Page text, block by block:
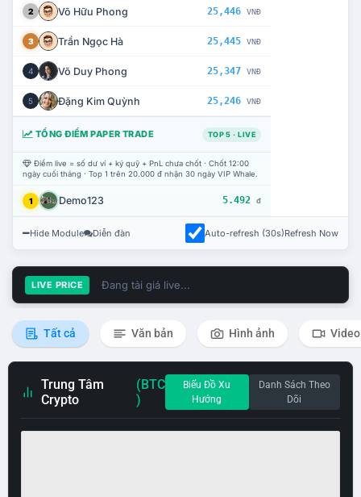
2 Võ Hữu Phong 25,446 VNĐ
3 Trần Ngọc Hà 25,445 VNĐ
4 Võ Duy Phong 25,347 VNĐ
5 Đặng Kim Quỳnh 25,246 VNĐ
TỔNG ĐIỂM PAPER TRADE TOP 5 · LIVE
Điểm live = số dư ví + ký quỹ + PnL chưa chốt · Chốt 12:00
ngày cuối tháng · Top 1 trên 20.000 đ nhận 30 ngày VIP Whale.
1 Demo123 5.492 đ
Hide Module Diễn đàn Auto-refresh (30s)Refresh Now
LIVE PRICE Đang tải giá live...
Tất cả Văn bản Hình ảnh Video
Trung Tâm
Crypto
(BTC
)
Biểu Đồ Xu
Hướng
Danh Sách Theo
Dõi